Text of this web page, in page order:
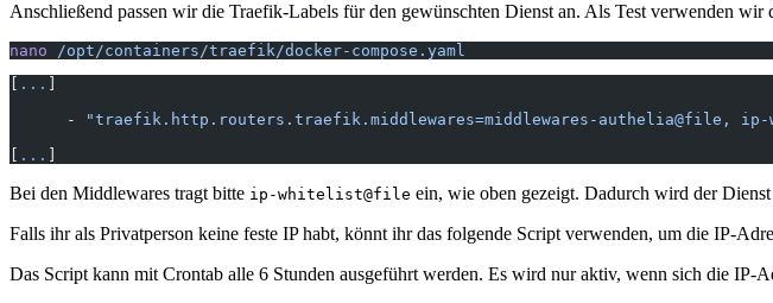
Anschließend passen wir die Traefik-Labels für den gewünschten Dienst an. Als Test verwenden wir
nano /opt/containers/traefik/docker-compose.yaml
...
      -
"traefik.http.routers.traefik.middlewares=middlewares-authelia@file,
...
Bei den Middlewares tragt bitte ip-whitelist@file ein, wie oben gezeigt. Dadurch wird der
Falls ihr als Privatperson keine feste IP habt, könnt ihr das folgende Script verwenden, um die IP-
Das Script kann mit Crontab alle 6 Stunden ausgeführt werden. Es wird nur aktiv, wenn sich die IP-